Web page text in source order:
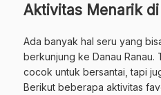
Aktivitas Menarik
Ada banyak hal seru yang
berkunjung ke Danau Ranau.
cocok untuk bersantai, tapi
Berikut beberapa aktivitas